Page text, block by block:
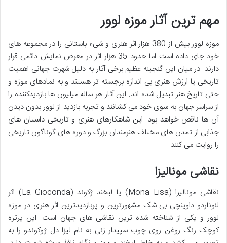
مهم ترین آثار موزه لوور
موزه لوور بیش از 380 هزار اثر هنری و شیء باستانی را در مجموعه های
خود جای داده است اما حدود 35 هزار اثر در معرض نمایش دائمی قرار
دارند. در میان این گنجینه عظیم برخی آثار به دلیل شهرت جهانی اهمیت
تاریخی یا ارزش هنری بی اندازه برجسته تر هستند و به نمادهای موزه و
حتی تاریخ هنر تبدیل شده اند. این آثار هر ساله میلیون ها بازدیدکننده را
از سراسر جهان به سوی خود می کشانند و تجربه بازدید از لوور بدون دیدن
آن ها ناقص خواهد بود. این شاهکارهای هنری و تاریخی داستان های
جذابی از تمدن های مختلف هنرمندان بزرگ و دوره های گوناگون تاریخی
را روایت می کنند.
نقاشی مونالیزا
نقاشی مونالیزا (Mona Lisa) یا لبخند ژکوند (La Gioconda) اثر
لئوناردو داوینچی بی شک مشهورترین و پربازدیدترین اثر هنری در موزه
لوور و یکی از شناخته شده ترین نقاشی های جهان است. این پرتره
کوچک رنگ روغن روی چوب سپیدار زنی به نام لیزا دل ژوکوندو را به